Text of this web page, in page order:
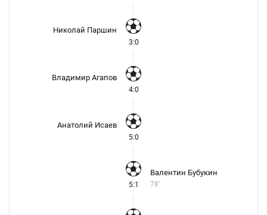
Николай Паршин
3:0
Владимир Агапов
4:0
Анатолий Исаев
5:0
5:1
Валентин Бубукин
78'